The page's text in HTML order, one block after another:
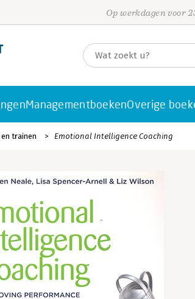
Op werkdagen voor
ManagementboekenOverige
trainen Emotional Intelligence Coaching